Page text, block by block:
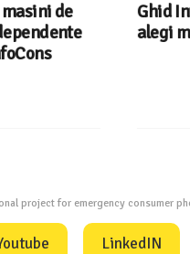
de
Ghid
alegi
project for emergency consumer
LinkedIN